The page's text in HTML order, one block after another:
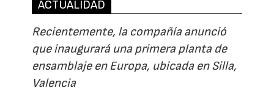
ACTUALIDAD
Recientemente, la compañía anunció
que inaugurará una primera planta de
ensamblaje en Europa, ubicada en Silla,
Valencia